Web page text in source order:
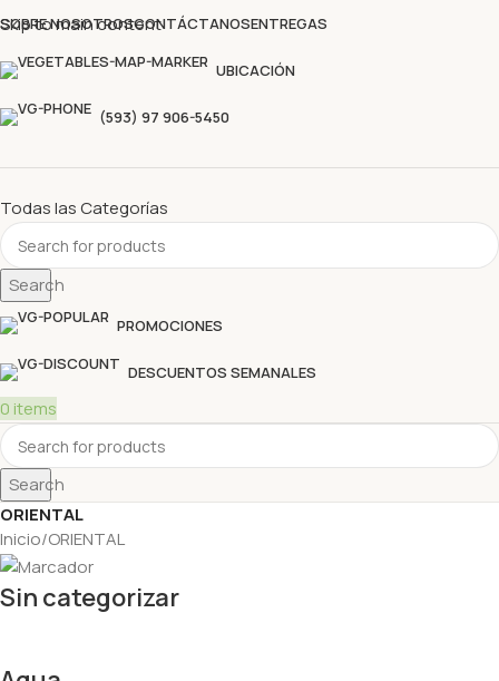
Skip to main content
Descubre nuestras ofertas y compra sin complicaciones
SOBRE NOSOTROSCONTÁCTANOSENTREGAS
UBICACIÓN
(593) 97 906-5450
Todas las Categorías
Search
PROMOCIONES
DESCUENTOS SEMANALES
0 items
Search
ORIENTAL
Inicio ORIENTAL
Sin categorizar